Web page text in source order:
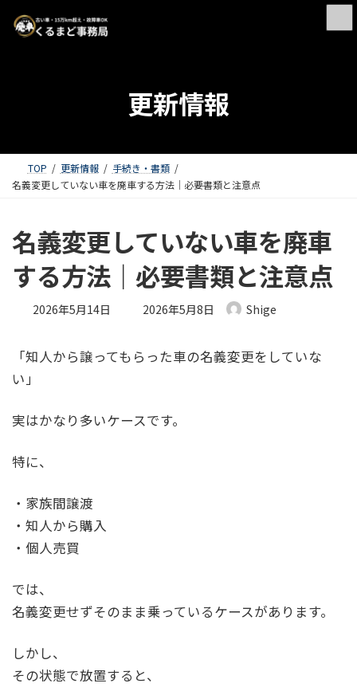
更新情報
TOP 更新情報
手続き・書類
名義変更していない車を廃車する方法｜必要書類と注意点
名義変更していない車を廃車
する方法｜必要書類と注意点
2026年5月14日 最終更新日時 :
2026年5月8日 Shige
「知人から譲ってもらった車の名義変更をしていな
い」
実はかなり多いケースです。
特に、
・家族間譲渡
・知人から購入
・個人売買
では、
名義変更せずそのまま乗っているケースがあります。
しかし、
その状態で放置すると、